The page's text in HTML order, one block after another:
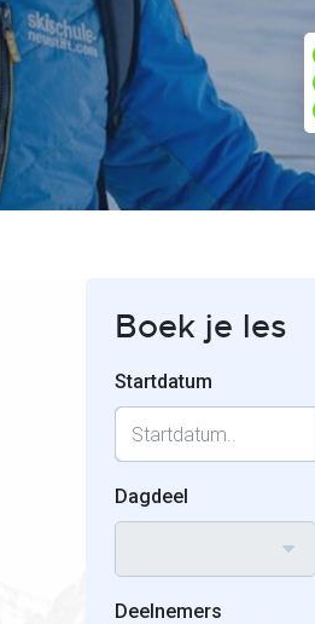
Boek je les
Startdatum
Dagdeel
Deelnemers